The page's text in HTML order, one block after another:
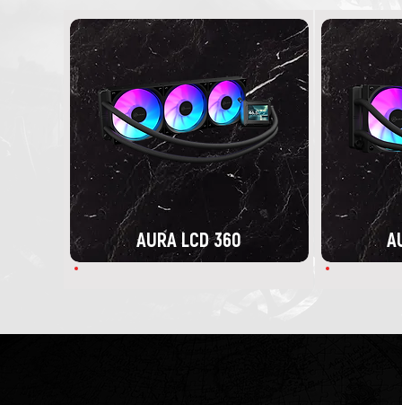
AURA LCD 360